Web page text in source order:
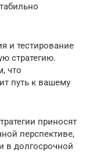
и тестирование
стратегию.
что
путь к вашему
приносят
перспективе,
в долгосрочной